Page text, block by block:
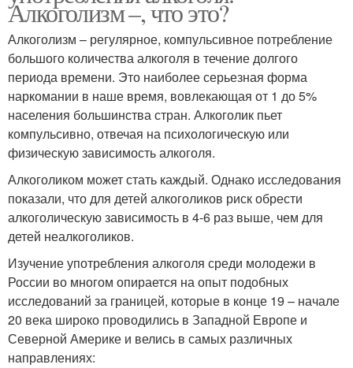
Алкоголизм –, что это?
Алкоголизм – регулярное, компульсивное потребление
большого количества алкоголя в течение долгого
периода времени. Это наиболее серьезная форма
наркомании в наше время, вовлекающая от 1 до 5%
населения большинства стран. Алкоголик пьет
компульсивно, отвечая на психологическую или
физическую зависимость алкоголя.
Алкоголиком может стать каждый. Однако исследования
показали, что для детей алкоголиков риск обрести
алкоголическую зависимость в 4-6 раз выше, чем для
детей неалкоголиков.
Изучение употребления алкоголя среди молодежи в
России во многом опирается на опыт подобных
исследований за границей, которые в конце 19 – начале
20 века широко проводились в Западной Европе и
Северной Америке и велись в самых различных
направлениях: